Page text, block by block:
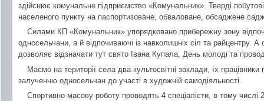
здійснює комунальне підприємство «Комунальник». Тверді
населеного пункту на паспортизоване, обваловане, обсаджене
Силами КП «Комунальник» упорядковано прибережну зону
односельчани, а й відпочиваючі із навколишніх сіл та райцентру. А
дозволяє відзначати тут свято Івана Купала, День молоді та
Маємо на території села два культосвітні заклади, їх
залученню односельчан до участі в художній самодіяльності.
Спортивно-масову роботу проводять 4 спеціалісти, в тому